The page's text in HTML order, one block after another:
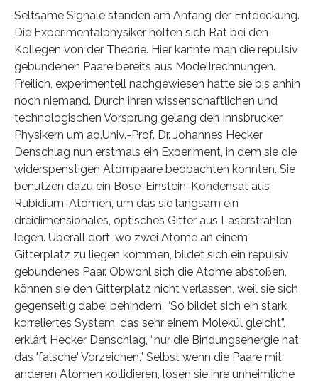
Seltsame Signale standen am Anfang der Entdeckung.
Die Experimentalphysiker holten sich Rat bei den
Kollegen von der Theorie. Hier kannte man die repulsiv
gebundenen Paare bereits aus Modellrechnungen.
Freilich, experimentell nachgewiesen hatte sie bis anhin
noch niemand. Durch ihren wissenschaftlichen und
technologischen Vorsprung gelang den Innsbrucker
Physikern um ao.Univ.-Prof. Dr. Johannes Hecker
Denschlag nun erstmals ein Experiment, in dem sie die
widerspenstigen Atompaare beobachten konnten. Sie
benutzen dazu ein Bose-Einstein-Kondensat aus
Rubidium-Atomen, um das sie langsam ein
dreidimensionales, optisches Gitter aus Laserstrahlen
legen. Überall dort, wo zwei Atome an einem
Gitterplatz zu liegen kommen, bildet sich ein repulsiv
gebundenes Paar. Obwohl sich die Atome abstoßen,
können sie den Gitterplatz nicht verlassen, weil sie sich
gegenseitig dabei behindern. “So bildet sich ein stark
korreliertes System, das sehr einem Molekül gleicht”,
erklärt Hecker Denschlag, “nur die Bindungsenergie hat
das 'falsche' Vorzeichen.” Selbst wenn die Paare mit
anderen Atomen kollidieren, lösen sie ihre unheimliche